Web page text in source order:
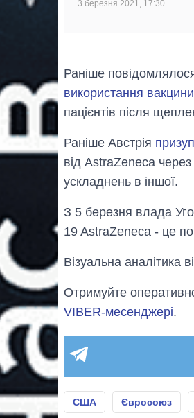
3 березня 2021, 17:30
Раніше
використання вакцини
пацієнтів після
Раніше Австрія
від AstraZeneca
ускладнень в іншої.
З 5 березня влада
19 AstraZeneca - це
Візуальна аналітика
Отримуйте
VIBER-месенджері.
США Євросоюз